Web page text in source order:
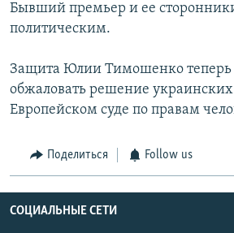
Бывший премьер и ее
политическим.
Защита Юлии Тимошенко теперь
обжаловать решение украинских
Европейском суде по правам
Поделиться Follow us
СОЦИАЛЬНЫЕ СЕТИ